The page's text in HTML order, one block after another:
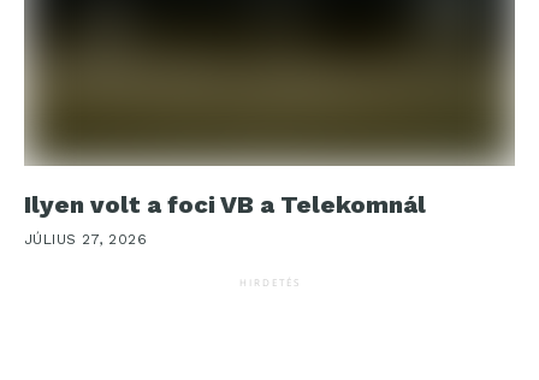
Ilyen volt a foci VB a Telekomnál
JÚLIUS 27, 2026
HIRDETÉS